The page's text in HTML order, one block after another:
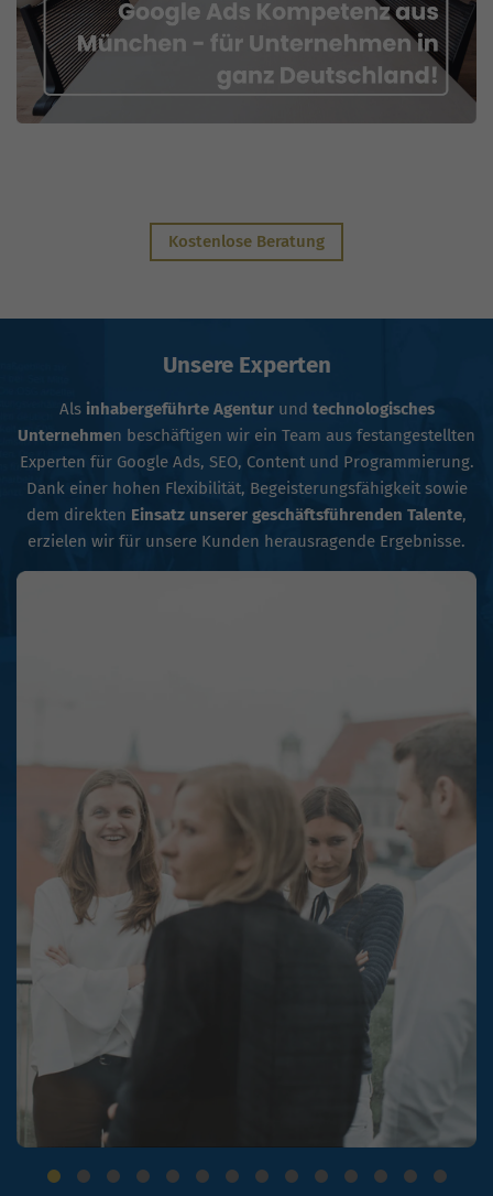
Kostenlose Beratung
Unsere Experten
Alsinhabergeführte Agenturund technologisches
Unternehmen beschäftigen wir ein Team aus festangestellten
Experten für Google Ads, SEO, Content und Programmierung.
Dank einer hohen Flexibilität, Begeisterungsfähigkeit sowie
dem direkten Einsatz unserer geschäftsführenden Talente,
erzielen wir für unsere Kunden herausragende Ergebnisse.